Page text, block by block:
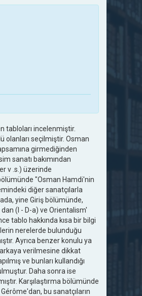
tabloları incelenmiştir.
olanları seçilmiştir. Osman
girmediğinden
sanatı bakımından
v .s.) üzerinde
"Osman Hamdi'nin
diğer sanatçılarla
yine Giriş bölümünde,
(I - D-a) ve Orientalism'
tablo hakkında kısa bir bilgi
nerelerde bulunduğu
Ayrıca benzer konulu ya
arkaya verilmesine dikkat
ve bunları kullandığı
Daha sonra ise
Karşılaştırma bölümünde
bu sanatçıların